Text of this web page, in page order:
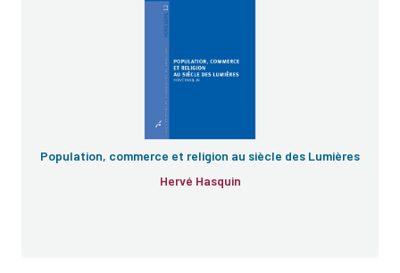
Population, commerce et religion au siècle des Lumières
Hervé Hasquin